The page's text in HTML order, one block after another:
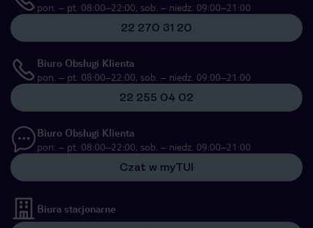
pon. – pt. 08:00–22:00, sob. – niedz. 09:00–21:00
22 270 31 20
Biuro Obsługi Klienta
pon. – pt. 08:00–22:00, sob. – niedz. 09:00–21:00
22 255 04 02
Biuro Obsługi Klienta
pon. – pt. 08:00–22:00, sob. – niedz. 09:00–21:00
Czat w myTUI
Biura stacjonarne